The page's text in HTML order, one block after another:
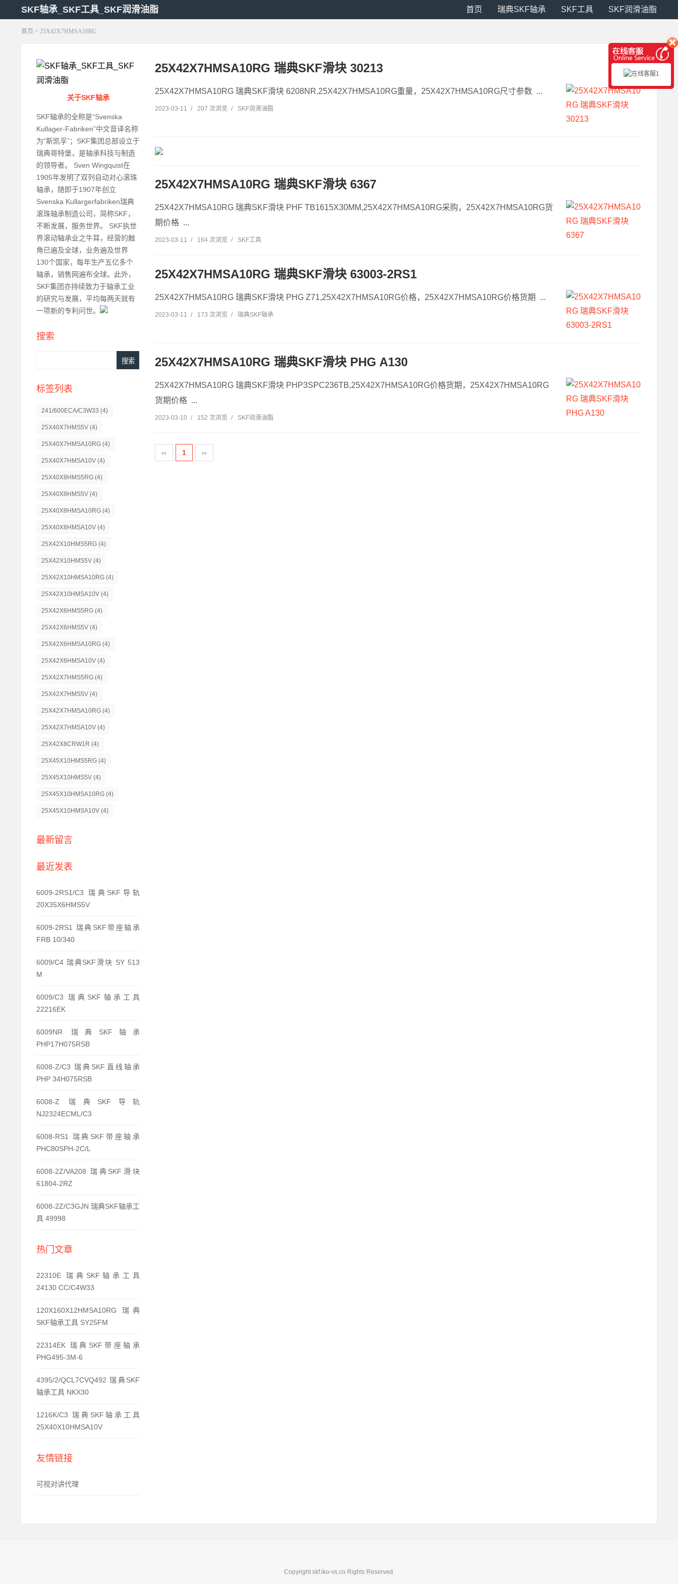
SKF轴承_SKF工具_SKF润滑油脂 首页 瑞典SKF轴承 SKF工具 SKF润滑油脂
首页 > 25X42X7HMSA10RG
关于SKF轴承
SKF轴承的全称是“Svenska
Kullager-Fabriken”中文音译名称
为“斯凯孚”；SKF集团总部设立于
瑞典哥特堡，是轴承科技与制造
的领导者。 Sven Wingquist在
1905年发明了双列自动对心滚珠
轴承，随即于1907年创立
Svenska Kullargerfabriken瑞典
滚珠轴承制造公司，简称SKF，
不断发展，服务世界。 SKF执世
界滚动轴承业之牛耳，经营的触
角已遍及全球，业务遍及世界
130个国家，每年生产五亿多个
轴承，销售网遍布全球。此外，
SKF集团亦持续致力于轴承工业
的研究与发展，平均每两天就有
一项新的专利问世。
搜索
标签列表
241/600ECA/C3W33 (4)
25X40X7HMS5V (4)
25X40X7HMSA10RG (4)
25X40X7HMSA10V (4)
25X40X8HMS5RG (4)
25X40X8HMS5V (4)
25X40X8HMSA10RG (4)
25X40X8HMSA10V (4)
25X42X10HMS5RG (4)
25X42X10HMS5V (4)
25X42X10HMSA10RG (4)
25X42X10HMSA10V (4)
25X42X6HMS5RG (4)
25X42X6HMS5V (4)
25X42X6HMSA10RG (4)
25X42X6HMSA10V (4)
25X42X7HMS5RG (4)
25X42X7HMS5V (4)
25X42X7HMSA10RG (4)
25X42X7HMSA10V (4)
25X42X8CRW1R (4)
25X45X10HMS5RG (4)
25X45X10HMS5V (4)
25X45X10HMSA10RG (4)
25X45X10HMSA10V (4)
最新留言
最近发表
6009-2RS1/C3 瑞典SKF导轨
20X35X6HMS5V
6009-2RS1 瑞典SKF带座轴承
FRB 10/340
6009/C4 瑞典SKF滑块 SY 513
M
6009/C3 瑞典SKF轴承工具
22216EK
6009NR 瑞典SKF轴承
PHP17H075RSB
6008-Z/C3 瑞典SKF直线轴承
PHP 34H075RSB
6008-Z 瑞典SKF导轨
NJ2324ECML/C3
6008-RS1 瑞典SKF带座轴承
PHC80SPH-2C/L
6008-2Z/VA208 瑞典SKF滑块
61804-2RZ
6008-2Z/C3GJN 瑞典SKF轴承工
具 49998
热门文章
22310E 瑞典SKF轴承工具
24130 CC/C4W33
120X160X12HMSA10RG 瑞典
SKF轴承工具 SY25FM
22314EK 瑞典SKF带座轴承
PHG495-3M-6
4395/2/QCL7CVQ492 瑞典SKF
轴承工具 NKX30
1216K/C3 瑞典SKF轴承工具
25X40X10HMSA10V
友情链接
可视对讲代理
25X42X7HMSA10RG 瑞典SKF滑块 30213
25X42X7HMSA10RG 瑞典SKF滑块 6208NR,25X42X7HMSA10RG重量，25X42X7HMSA10RG尺寸参数 ...
2023-03-11 / 207 次浏览 / SKF润滑油脂
25X42X7HMSA10RG 瑞典SKF滑块 6367
25X42X7HMSA10RG 瑞典SKF滑块 PHF TB1615X30MM,25X42X7HMSA10RG采购，25X42X7HMSA10RG货
期价格 ...
2023-03-11 / 164 次浏览 / SKF工具
25X42X7HMSA10RG 瑞典SKF滑块 63003-2RS1
25X42X7HMSA10RG 瑞典SKF滑块 PHG Z71,25X42X7HMSA10RG价格，25X42X7HMSA10RG价格货期 ...
2023-03-11 / 173 次浏览 / 瑞典SKF轴承
25X42X7HMSA10RG 瑞典SKF滑块 PHG A130
25X42X7HMSA10RG 瑞典SKF滑块 PHP3SPC236TB,25X42X7HMSA10RG价格货期，25X42X7HMSA10RG
货期价格 ...
2023-03-10 / 152 次浏览 / SKF润滑油脂
‹‹ 1 ››
Copyright skf.iko-vs.cn Rights Reserved.